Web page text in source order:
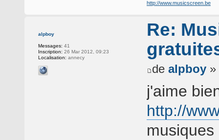
http://www.musicscreen.be
alpboy
Messages: 41
Inscription: 26 Mar 2012, 09:23
Localisation: annecy
Re:
de alpboy »
j'aime
http://